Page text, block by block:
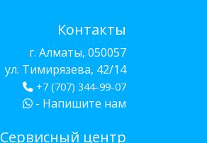
Контакты
г. Алматы, 050057
ул. Тимирязева, 42/14
+7 (707) 344-99-07
- Напишите нам
Сервисный центр